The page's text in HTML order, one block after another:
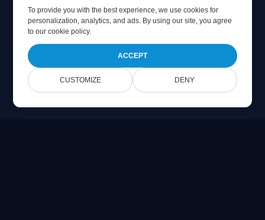
To provide you with the best experience, we use cookies for
personalization, analytics, and ads. By using our site, you agree
toour cookie policy.
ACCEPT
CUSTOMIZE DENY